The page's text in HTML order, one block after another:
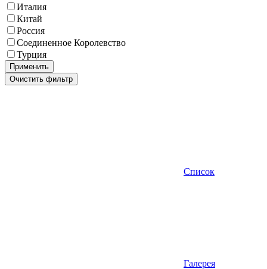
Италия
Китай
Россия
Соединенное Королевство
Турция
Применить
Очистить фильтр
Список
Галерея